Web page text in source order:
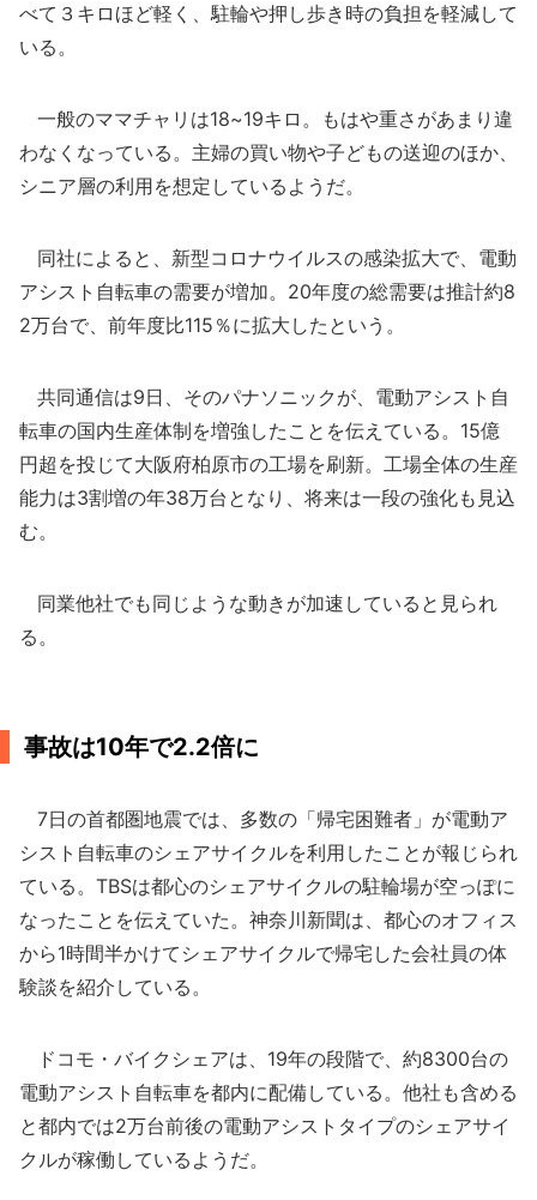
べて３キロほど軽く、駐輪や押し歩き時の負担を軽減して
いる。
一般のママチャリは18~19キロ。もはや重さがあまり違
わなくなっている。主婦の買い物や子どもの送迎のほか、
シニア層の利用を想定しているようだ。
同社によると、新型コロナウイルスの感染拡大で、電動
アシスト自転車の需要が増加。20年度の総需要は推計約8
2万台で、前年度比115％に拡大したという。
共同通信は9日、そのパナソニックが、電動アシスト自
転車の国内生産体制を増強したことを伝えている。15億
円超を投じて大阪府柏原市の工場を刷新。工場全体の生産
能力は3割増の年38万台となり、将来は一段の強化も見込
む。
同業他社でも同じような動きが加速していると見られ
る。
事故は10年で2.2倍に
7日の首都圏地震では、多数の「帰宅困難者」が電動ア
シスト自転車のシェアサイクルを利用したことが報じられ
ている。TBSは都心のシェアサイクルの駐輪場が空っぽに
なったことを伝えていた。神奈川新聞は、都心のオフィス
から1時間半かけてシェアサイクルで帰宅した会社員の体
験談を紹介している。
ドコモ・バイクシェアは、19年の段階で、約8300台の
電動アシスト自転車を都内に配備している。他社も含める
と都内では2万台前後の電動アシストタイプのシェアサイ
クルが稼働しているようだ。